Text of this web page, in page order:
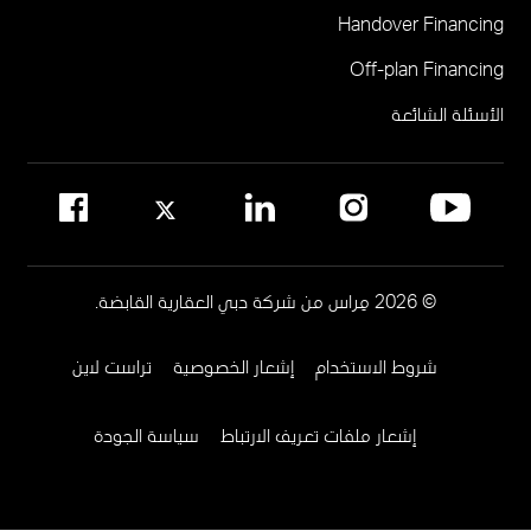
لإدارة المجتمع
يرجى الاتصال على 800MERAAS (800-637227)
مكتب إدارة المجمع العقاري
Handover Financing
Off-plan Financing
الأسئلة الشائعة
© 2026 مِراس من شركة دبي العقارية القابضة.
Footerشروط الاستخدام إشعار الخصوصية تراست لاين
إشعار ملفات تعريف الارتباط سياسة الجودة